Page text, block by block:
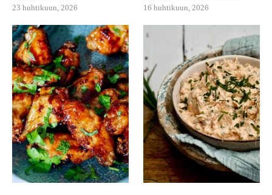
23 huhtikuun, 2026 16 huhtikuun, 2026